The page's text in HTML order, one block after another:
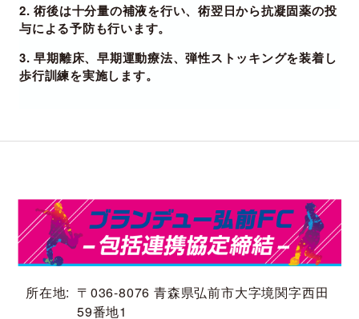
2. 術後は十分量の補液を行い、術翌日から抗凝固薬の投
与による予防も行います。
3. 早期離床、早期運動療法、弾性ストッキングを装着し
歩行訓練を実施します。
所在地
〒036-8076 青森県弘前市大字境関字西田
59番地1